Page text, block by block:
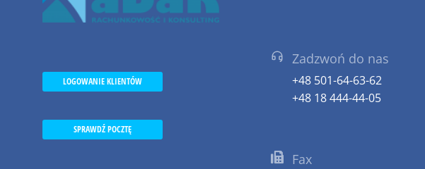
LOGOWANIE KLIENTÓW
SPRAWDŹ POCZTĘ
Zadzwoń do nas
+48 501-64-63-62
+48 18 444-44-05
Fax